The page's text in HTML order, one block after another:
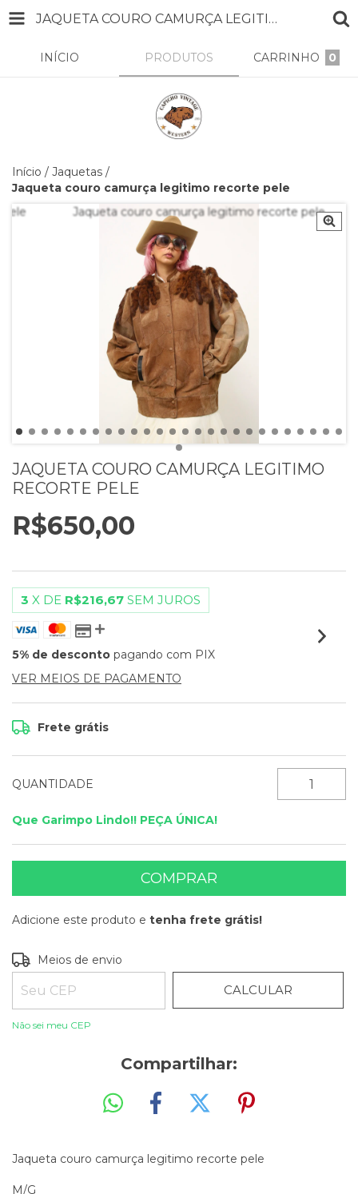
JAQUETA COURO CAMURÇA LEGITIMO RECORTE PELE
INÍCIO PRODUTOS CARRINHO 0
Início / Jaquetas /
Jaqueta couro camurça legitimo recorte pele
JAQUETA COURO CAMURÇA LEGITIMO
RECORTE PELE
R$650,00
3 X DE R$216,67 SEM JUROS
5% de desconto pagando com PIX
VER MEIOS DE PAGAMENTO
Frete grátis
QUANTIDADE
Que Garimpo Lindo!! PEÇA ÚNICA!
Adicione este produto e tenha frete grátis!
Entregas para o CEP:
Meios de envio
CALCULAR
Não sei meu CEP
Compartilhar:
Jaqueta couro camurça legitimo recorte pele
M/G